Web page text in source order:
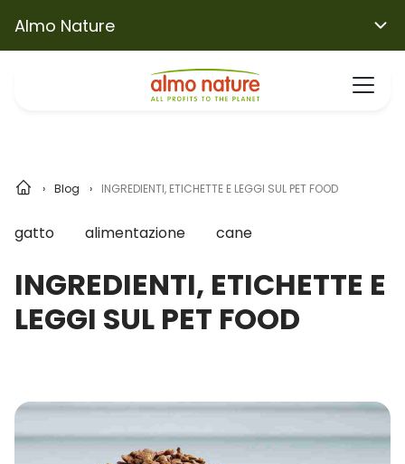
Almo Nature
Blog INGREDIENTI, ETICHETTE E LEGGI SUL PET FOOD
gatto alimentazione cane
INGREDIENTI, ETICHETTE E
LEGGI SUL PET FOOD